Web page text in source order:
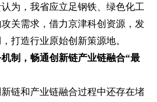
为，我省应立足钢铁、绿色化工
关需求，借力京津科创资源，发
打造行业原始创新策源地。
制，畅通创新链产业链融合“最
链和产业链融合过程中还存在堵